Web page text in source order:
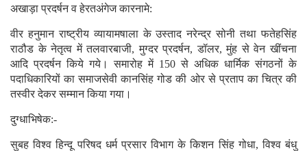
अखाड़ा प्रदर्षन व हेरतअंगेज कारनामे:
वीर हनुमान राष्ट्रीय व्यायामषाला के उस्ताद नरेन्द्र सोनी तथा फतेहसिंह
राठौड के नेतृत्व में तलवारबाजी, मुग्दर प्रदर्षन, डॉलर, मुंह से वेन खींचना
आदि प्रदर्षन किये गये। समारोह में 150 से अधिक धार्मिक संगठनों के
पदाधिकारियों का समाजसेवी कानसिंह गोड की ओर से प्रताप का चित्र की
तस्वीर देकर सम्मान किया गया।
दुग्धाभिषेक:-
सुबह विश्व हिन्दू परिषद धर्म प्रसार विभाग के किशन सिंह गोधा, विश्व बंधु